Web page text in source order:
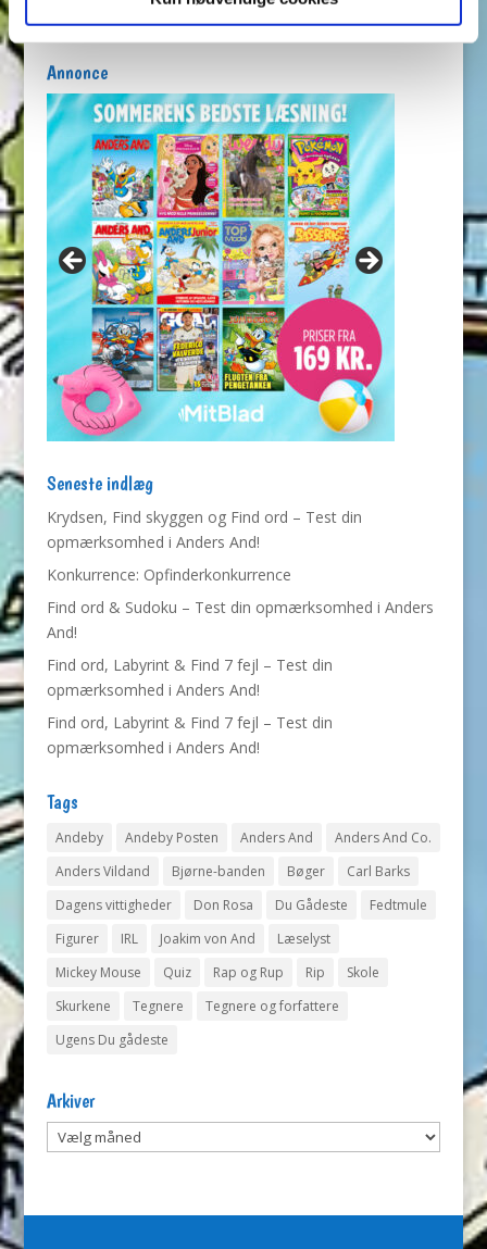
Annonce
Seneste indlæg
Krydsen, Find skyggen og Find ord – Test din
opmærksomhed i Anders And!
Konkurrence: Opfinderkonkurrence
Find ord & Sudoku – Test din opmærksomhed i Anders
And!
Find ord, Labyrint & Find 7 fejl – Test din
opmærksomhed i Anders And!
Find ord, Labyrint & Find 7 fejl – Test din
opmærksomhed i Anders And!
Tags
Andeby Andeby Posten Anders And
Anders And Co.
Anders Vildand
Bjørne-banden Bøger
Carl Barks
Dagens vittigheder
Don Rosa Du Gådeste
Fedtmule
Figurer
IRL Joakim von And
Læselyst
Mickey Mouse
Quiz Rap og Rup Rip
Skole
Skurkene
Tegnere
Tegnere og forfattere
Ugens Du gådeste
Arkiver
Arkiver